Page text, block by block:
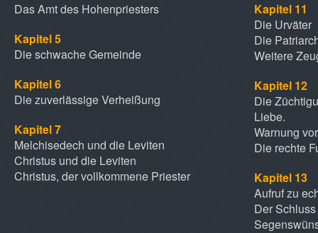
Das Amt des Hohenpriesters
Kapitel 5
Die schwache Gemeinde
Kapitel 6
Die zuverlässige Verheißung
Kapitel 7
Melchisedech und die Leviten
Christus und die Leviten
Christus, der vollkommene Priester
Kapitel 11
Die Urväter
Die
Weitere
Kapitel 12
Die
Liebe.
Warnung
Die rechte
Kapitel 13
Aufruf zu
Der